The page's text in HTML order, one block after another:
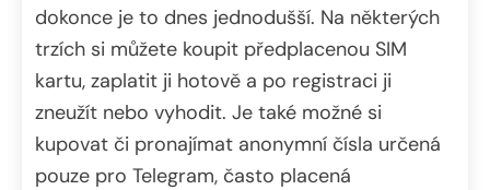
dokonce je to dnes jednodušší. Na některých
trzích si můžete koupit předplacenou SIM
kartu, zaplatit ji hotově a po registraci ji
zneužít nebo vyhodit. Je také možné si
kupovat či pronajímat anonymní čísla určená
pouze pro Telegram, často placená